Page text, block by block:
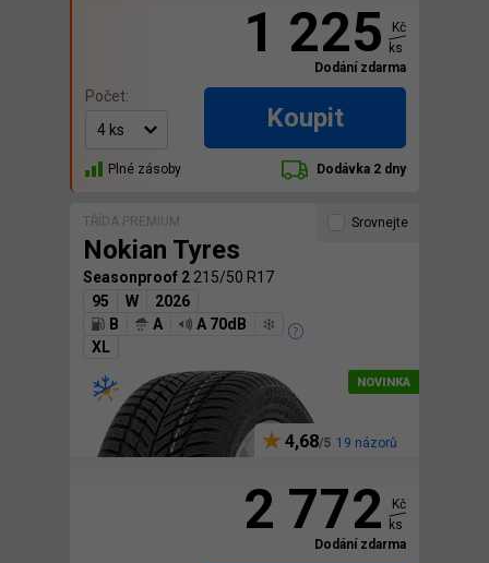
1 225
Kč
ks
Dodání zdarma
Počet:
Koupit
Plné zásoby Dodávka 2 dny
TŘÍDA PREMIUM
Nokian Tyres
Seasonproof 2 215/50 R17
95
W
2026
B
A
A 70dB
XL
4,68 19 názorů
Srovnejte
2 772
Kč
ks
Dodání zdarma